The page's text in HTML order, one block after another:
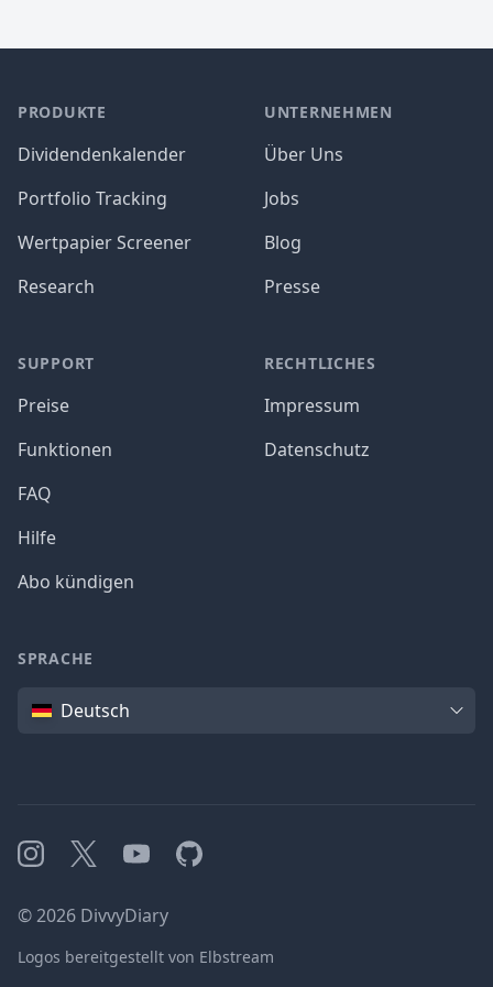
PRODUKTE
Dividendenkalender
Portfolio Tracking
Wertpapier Screener
Research
SUPPORT
Preise
Funktionen
FAQ
Hilfe
Abo kündigen
UNTERNEHMEN
Über Uns
Jobs
Blog
Presse
RECHTLICHES
Impressum
Datenschutz
SPRACHE
SpracheDeutsch
Instagram
X YouTubeGitHub
©2026 DivvyDiary
Logos bereitgestellt von Elbstream